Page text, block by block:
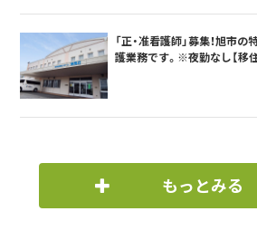
「正・准看護師」募集！旭市
護業務です。※夜勤なし【移
もっとみる